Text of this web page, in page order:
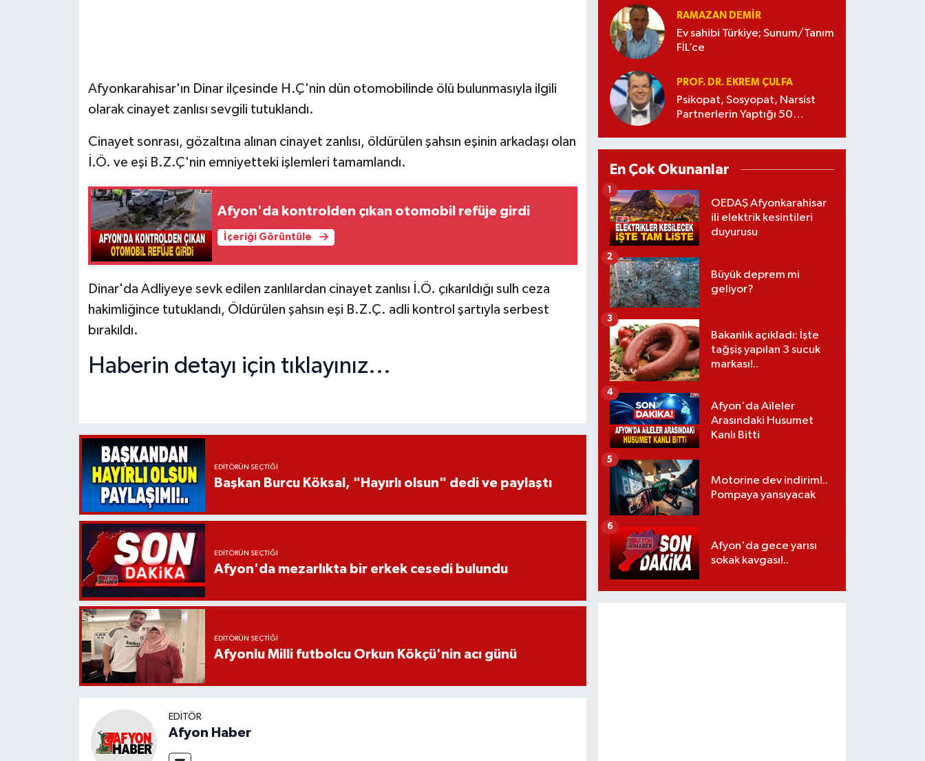
Afyonkarahisar'ın Dinar ilçesinde H.Ç'nin dün otomobilinde ölü bulunmasıyla ilgili
olarak cinayet zanlısı sevgili tutuklandı.
Cinayet sonrası, gözaltına alınan cinayet zanlısı, öldürülen şahsın eşinin arkadaşı olan
İ.Ö. ve eşi B.Z.Ç'nin emniyetteki işlemleri tamamlandı.
Afyon'da kontrolden çıkan otomobil refüje girdi
İçeriği Görüntüle
Dinar'da Adliyeye sevk edilen zanlılardan cinayet zanlısı İ.Ö. çıkarıldığı sulh ceza
hakimliğince tutuklandı, Öldürülen şahsın eşi B.Z.Ç. adli kontrol şartıyla serbest
bırakıldı.
Haberin detayı için tıklayınız...
EDITÖRÜN SEÇTIĞI
Başkan Burcu Köksal, "Hayırlı olsun" dedi ve paylaştı
EDITÖRÜN SEÇTIĞI
Afyon'da mezarlıkta bir erkek cesedi bulundu
EDITÖRÜN SEÇTIĞI
Afyonlu Milli futbolcu Orkun Kökçü'nin acı günü
EDITÖR
Afyon Haber
RAMAZAN DEMİR
Ev sahibi Türkiye; Sunum/Tanım
FİL’ce
PROF. DR. EKREM ÇULFA
Psikopat, Sosyopat, Narsist
Partnerlerin Yaptığı 50
En Çok Okunanlar
OEDAŞ Afyonkarahisar
ili elektrik kesintileri
duyurusu
1
Büyük deprem mi
geliyor?
2
Bakanlık açıkladı: İşte
tağşiş yapılan 3 sucuk
markası!..
3
Afyon'da Aileler
Arasındaki Husumet
Kanlı Bitti
4
Motorine dev indirim!..
Pompaya yansıyacak
5
Afyon'da gece yarısı
sokak kavgası!..
6